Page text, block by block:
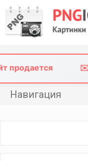
content
продается ✉️
Навигация